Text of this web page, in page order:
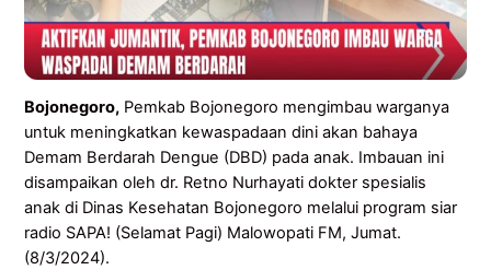
Bojonegoro, Pemkab Bojonegoro mengimbau warganya
untuk meningkatkan kewaspadaan dini akan bahaya
Demam Berdarah Dengue (DBD) pada anak. Imbauan ini
disampaikan oleh dr. Retno Nurhayati dokter spesialis
anak di Dinas Kesehatan Bojonegoro melalui program siar
radio SAPA! (Selamat Pagi) Malowopati FM, Jumat.
(8/3/2024).